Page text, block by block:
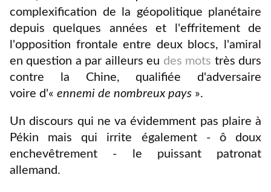
complexification de la géopolitique planétaire
depuis quelques années et l'effritement de
l'opposition frontale entre deux blocs, l'amiral
en question a par ailleurs eu des mots très durs
contre la Chine, qualifiée d'adversaire
voire d'« ennemi de nombreux pays ».
Un discours qui ne va évidemment pas plaire à
Pékin mais qui irrite également - ô doux
enchevêtrement - le puissant patronat
allemand.